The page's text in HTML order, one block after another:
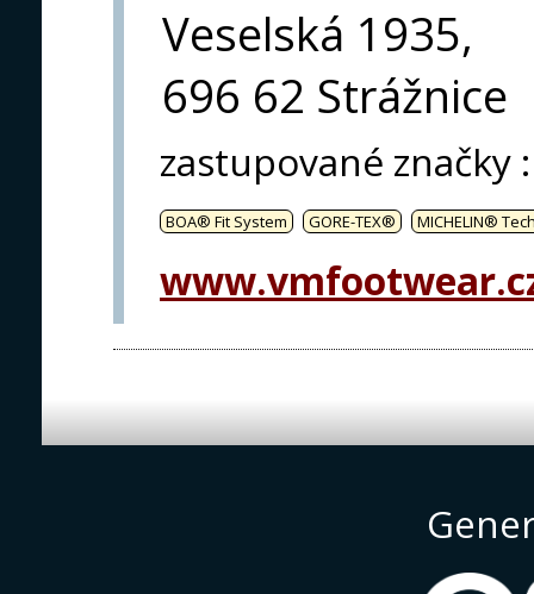
Veselská 1935,
696 62 Strážnice
zastupované značky :
BOA® Fit System GORE-TEX® MICHELIN®